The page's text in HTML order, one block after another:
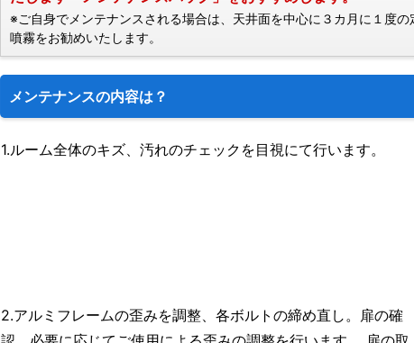
※ご自身でメンテナンスされる場合は、天井面を中心に３カ月に１度
噴霧をお勧めいたします。
メンテナンスの内容は？
1.ルーム全体のキズ、汚れのチェックを目視にて行います。
2.アルミフレームの歪みを調整、各ボルトの締め直し。扉の確